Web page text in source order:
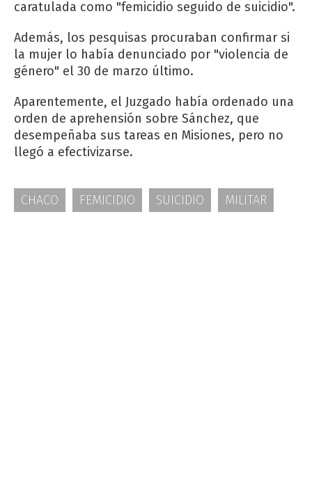
caratulada como "femicidio seguido de suicidio".
Además, los pesquisas procuraban confirmar si
la mujer lo había denunciado por "violencia de
género" el 30 de marzo último.
Aparentemente, el Juzgado había ordenado una
orden de aprehensión sobre Sánchez, que
desempeñaba sus tareas en Misiones, pero no
llegó a efectivizarse.
CHACO FEMICIDIO SUICIDIO MILITAR